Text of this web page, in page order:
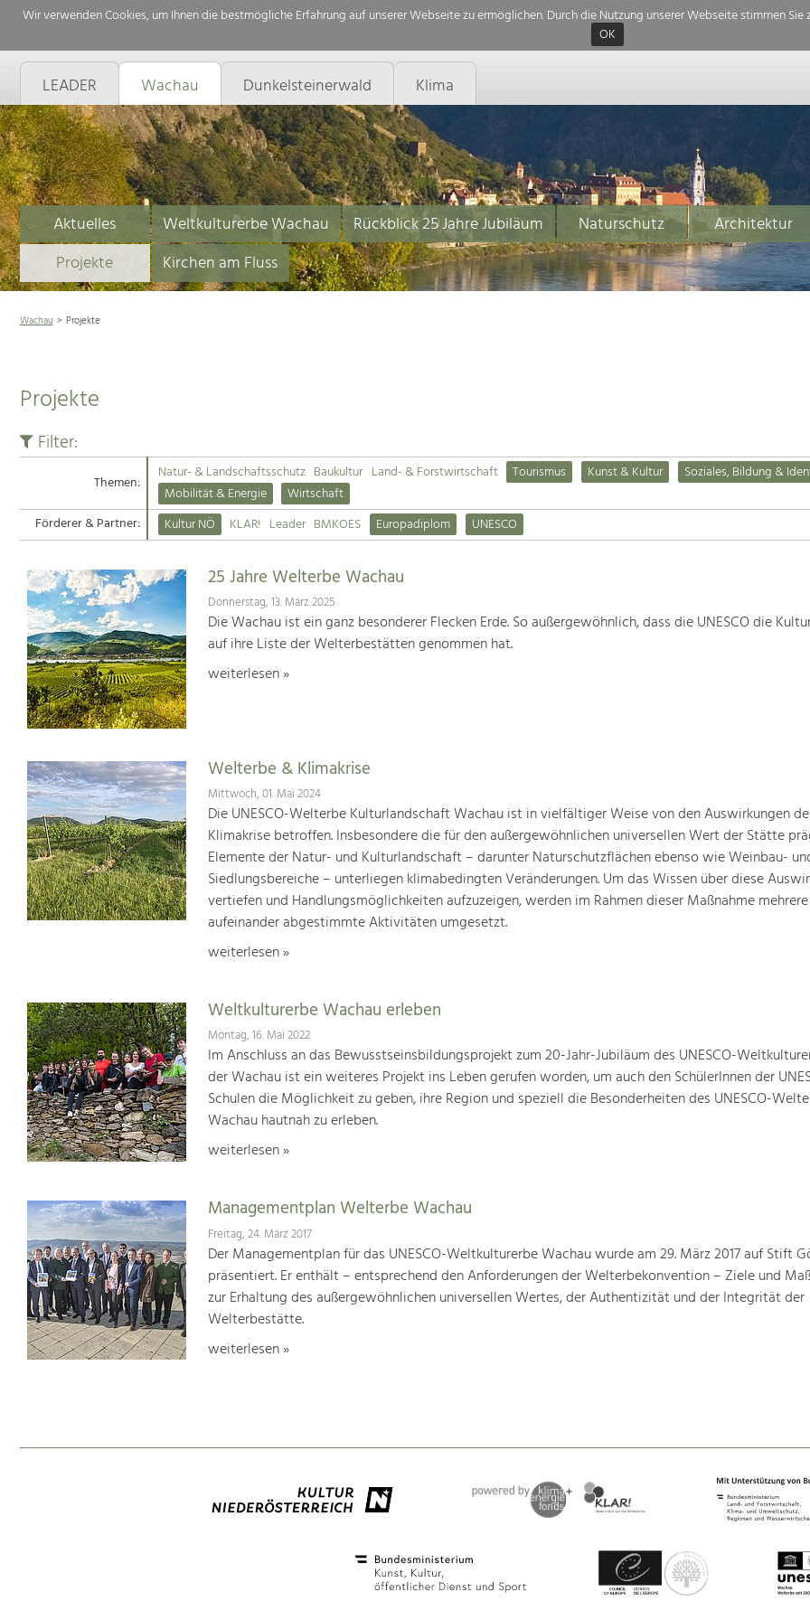
Wir verwenden Cookies, um Ihnen die bestmögliche Erfahrung auf unserer Webseite zu ermöglichen. Durch die Nutzung unserer Webseite stimmen
OK
LEADER Wachau Dunkelsteinerwald Klima
Aktuelles Weltkulturerbe Wachau Rückblick 25 Jahre Jubiläum Naturschutz Architektur
Projekte
Kirchen am Fluss
Wachau Projekte
Projekte
Filter:
Themen: Natur- & Landschaftsschutz Baukultur Land- & Forstwirtschaft Tourismus Kunst & Kultur
Soziales, Bildung &
Mobilität & Energie
Wirtschaft
Förderer & Partner:
Kultur NÖ KLAR! Leader BMKOES Europadiplom UNESCO
25 Jahre Welterbe Wachau
Donnerstag, 13. März 2025
Die Wachau ist ein ganz besonderer Flecken Erde. So außergewöhnlich, dass die UNESCO die
auf ihre Liste der Welterbestätten genommen hat.
weiterlesen »
Welterbe & Klimakrise
Mittwoch, 01. Mai 2024
Die UNESCO-Welterbe Kulturlandschaft Wachau ist in vielfältiger Weise von den Auswirkungen
Klimakrise betroffen. Insbesondere die für den außergewöhnlichen universellen Wert der Stätte
Elemente der Natur- und Kulturlandschaft – darunter Naturschutzflächen ebenso wie Weinbau-
Siedlungsbereiche – unterliegen klimabedingten Veränderungen. Um das Wissen über diese
vertiefen und Handlungsmöglichkeiten aufzuzeigen, werden im Rahmen dieser Maßnahme mehrere
aufeinander abgestimmte Aktivitäten umgesetzt.
weiterlesen »
Weltkulturerbe Wachau erleben
Montag, 16. Mai 2022
Im Anschluss an das Bewusstseinsbildungsprojekt zum 20-Jahr-Jubiläum des UNESCO-
der Wachau ist ein weiteres Projekt ins Leben gerufen worden, um auch den SchülerInnen der
Schulen die Möglichkeit zu geben, ihre Region und speziell die Besonderheiten des UNESCO-
Wachau hautnah zu erleben.
weiterlesen »
Managementplan Welterbe Wachau
Freitag, 24. März 2017
Der Managementplan für das UNESCO-Weltkulturerbe Wachau wurde am 29. März 2017 auf Stift
präsentiert. Er enthält – entsprechend den Anforderungen der Welterbekonvention – Ziele und
zur Erhaltung des außergewöhnlichen universellen Wertes, der Authentizität und der Integrität der
Welterbestätte.
weiterlesen »